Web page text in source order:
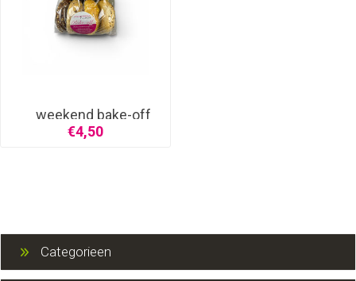
weekend bake-off
broodje
€4,50
Categorieen